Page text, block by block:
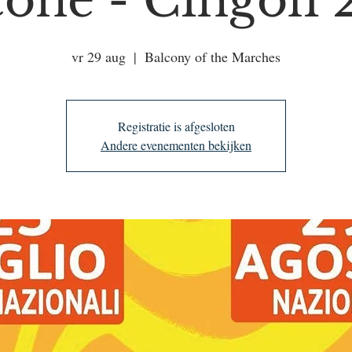
vr 29 aug
  |
Balcony of the Marches
Registratie is afgesloten
Andere evenementen bekijken